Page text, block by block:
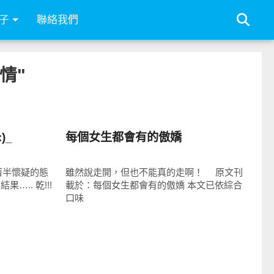
聯絡我們
"
懷疑的態
結果….. 乾!!!
每個女生都會有的傲嬌
雖然說走開，但也不能真的走啊！ 原文刊
載於：每個女生都會有的傲嬌 本文已依綜合
口味